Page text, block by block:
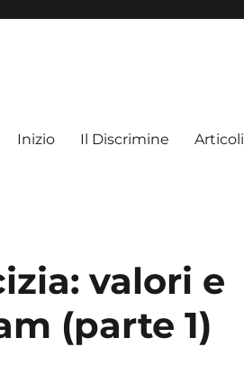
Inizio Il Discrimine Articoli
valori e
(parte 1)